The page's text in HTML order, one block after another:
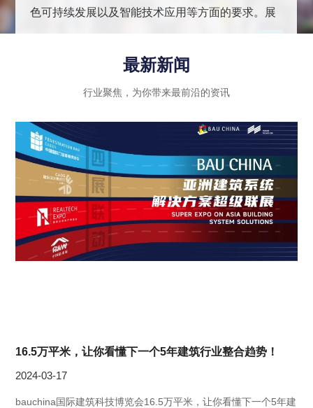
色可持续发展以及智能技术应用等方面的要求。展
用，同时注重政策法规的引导和推动作用，进一步
推动建筑行业向高质量发展迈进。
最新新闻
行业聚焦，为你带来最前沿的资讯
16.5万平米，让你看懂下一个5年建筑行业整合趋势！
2024-03-17
bauchina国际建筑科技博览会16.5万平米，让你看懂下一个5年建